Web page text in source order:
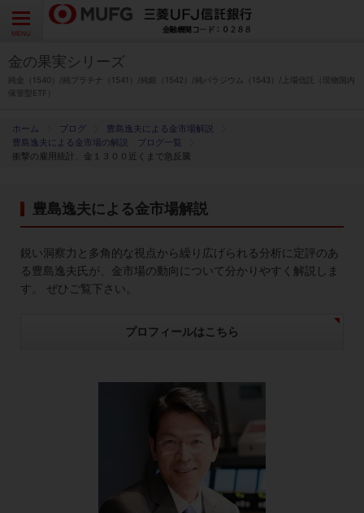
CLOSE
MENU
ブログ
豊島逸夫による金市場解説
豊島逸夫による金市場の解説 ブログ一覧
衝撃の雇用統計、金１３００近くまで急反騰
豊島逸夫による金市場解説
鋭い洞察力と多角的な視点から繰り広げられる分析に定評のあ
る豊島逸夫氏が、金市場の動向について分かりやすく解説しま
す。 ぜひご覧下さい。
プロフィールはこちら
金の果実シリーズ
純金（1540）/純プラチナ（1541）/純銀（1542）/純パラジウム（1543）/上場信託（現物国内
保管型ETF）
金の果実シリーズとは
特徴とメリット
各種お手続き
ブログ
よくあるご質問 お問い合わせ